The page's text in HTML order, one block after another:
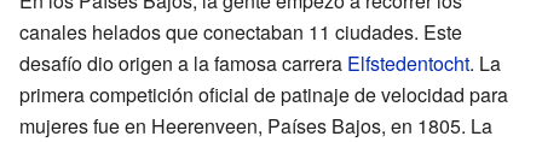
canales helados que conectaban 11 ciudades. Este
desafío dio origen a la famosa carrera Elfstedentocht. La
primera competición oficial de patinaje de velocidad para
mujeres fue en Heerenveen, Países Bajos, en 1805. La